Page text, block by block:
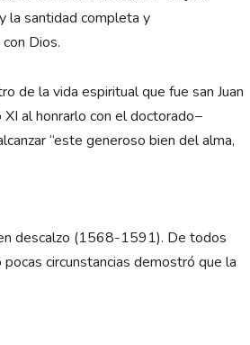
la santidad completa y
Dios.
de la vida espiritual que fue san Juan
al honrarlo con el doctorado−
“este generoso bien del alma,
descalzo (1568-1591). De todos
circunstancias demostró que la